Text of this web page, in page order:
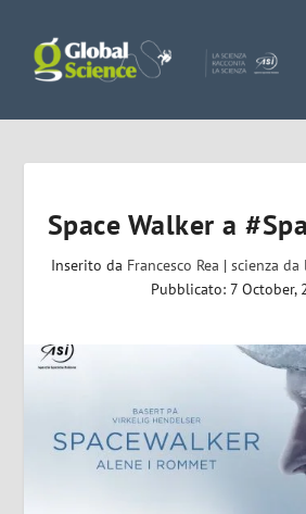
Space Walker a
Inserito da Francesco Rea | scienza da
Pubblicato: 7 October,